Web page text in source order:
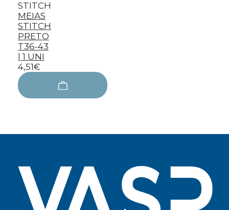
STITCH
MEIAS
STITCH
PRETO
T36-43
| 1 UNI
4,51€